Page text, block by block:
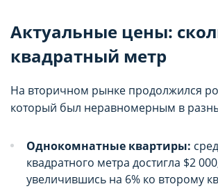
Актуальные цены:
квадратный метр
На вторичном рынке продолжился
который был неравномерным в
Однокомнатные квартиры:
квадратного метра достигла $2
увеличившись на 6% ко второму